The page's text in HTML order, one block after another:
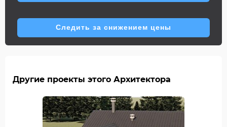
Следить за снижением цены
Другие проекты этого Архитектора